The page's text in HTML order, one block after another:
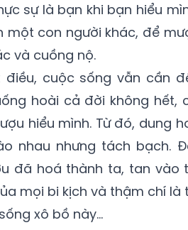
sự là bạn khi bạn hiểu
một con người khác, để
và cuồng nộ.
cuộc sống vẫn cần
hoài cả đời không hết,
hiểu mình. Từ đó, dung
nhau nhưng tách bạch.
đã hoá thành ta, tan vào
mọi bi kịch và thậm chí là
xô bồ này…